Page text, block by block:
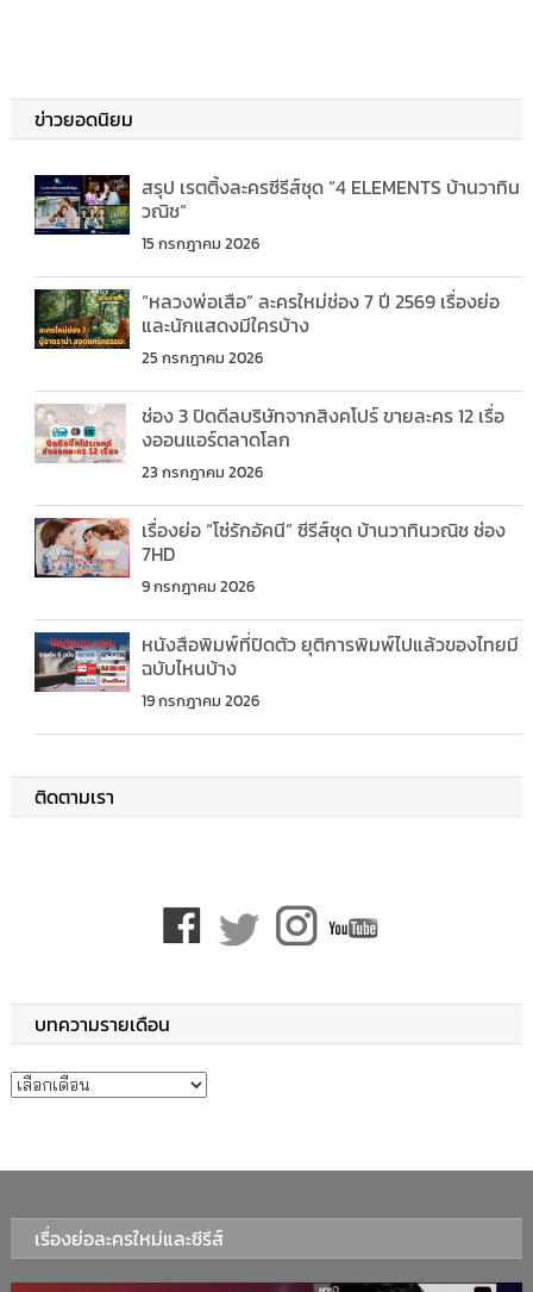
ข่าวยอดนิยม
สรุป เรตติ้งละครซีรีส์ชุด “4 ELEMENTS บ้านวาทิน
วณิช”
15 กรกฎาคม 2026
“หลวงพ่อเสือ” ละครใหม่ช่อง 7 ปี 2569 เรื่องย่อ
และนักแสดงมีใครบ้าง
25 กรกฎาคม 2026
ช่อง 3 ปิดดีลบริษัทจากสิงคโปร์ ขายละคร 12 เรื่อ
งออนแอร์ตลาดโลก
23 กรกฎาคม 2026
เรื่องย่อ “โซ่รักอัคนี” ซีรีส์ชุด บ้านวาทินวณิช ช่อง
7HD
9 กรกฎาคม 2026
หนังสือพิมพ์ที่ปิดตัว ยุติการพิมพ์ไปแล้วของไทยมี
ฉบับไหนบ้าง
19 กรกฎาคม 2026
ติดตามเรา
บทความรายเดือน
บทความรายเดือน
เรื่องย่อละครใหม่และซีรีส์